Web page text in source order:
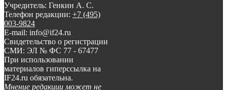
Учредитель: Генкин А. С.
Телефон редакции: +7 (495)
003-9824
E-mail: info@if24.ru
Свидетельство о регистрации
СМИ: ЭЛ № ФС 77 - 67477
При использовании
материалов гиперссылка на
IF24.ru обязательна.
Мнение редакции может не